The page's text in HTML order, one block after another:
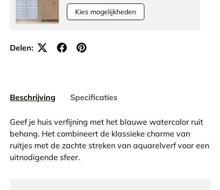
Kies mogelijkheden
Delen:
Beschrijving Specificaties
Geef je huis verfijning met het blauwe watercolor ruit
behang. Het combineert de klassieke charme van
ruitjes met de zachte streken van aquarelverf voor een
uitnodigende sfeer.